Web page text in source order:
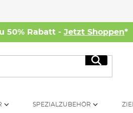
50% Rabatt - Jetzt Shoppen*
Suche
SPEZIALZUBEHÖR